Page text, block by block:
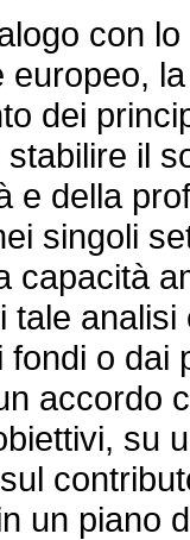
con
dei
il
e della
singoli
capacità
tale
o
accordo
su
un piano